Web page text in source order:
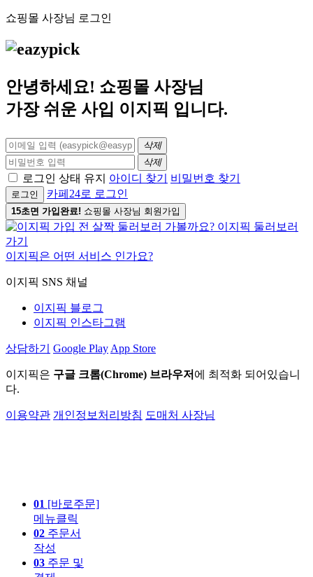
쇼핑몰 사장님 로그인
안녕하세요! 쇼핑몰 사장님
가장 쉬운 사입 이지픽 입니다.
삭제
삭제
로그인 상태 유지 아이디 찾기 비밀번호 찾기
로그인 카페24로 로그인
15초면 가입완료! 쇼핑몰 사장님 회원가입
이지픽은 어떤 서비스 인가요?
이지픽 SNS 채널
이지픽 블로그
이지픽 인스타그램
상담하기 Google Play App Store
이지픽은 구글 크롬(Chrome) 브라우저 에 최적화 되어있습니
다.
이용약관 개인정보처리방침 도매처 사장님
01 [바로주문]
메뉴클릭
02 주문서
작성
03 주문 및